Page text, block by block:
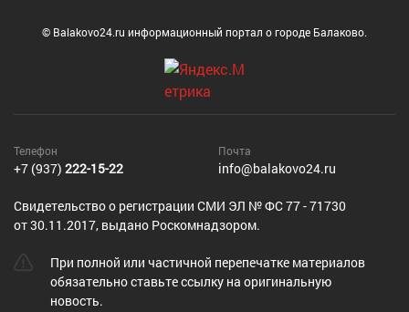
© Balakovo24.ru информационный портал о городе Балаково.
Телефон
+7 (937) 222-15-22
Почта
info@balakovo24.ru
Cвидетельство о регистрации СМИ ЭЛ № ФС 77 - 71730
от 30.11.2017, выдано Роскомнадзором.
При полной или частичной перепечатке материалов
обязательно ставьте ссылку на оригинальную
новость.